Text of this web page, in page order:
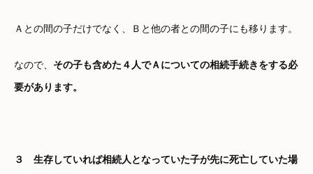
Ａとの間の子だけでなく、Ｂと他の者との間の子にも移ります。
なので、 その子も含めた４人でＡについての相続手続きをする必
要があります。
３ 生存していれば相続人となっていた子が先に死亡していた場